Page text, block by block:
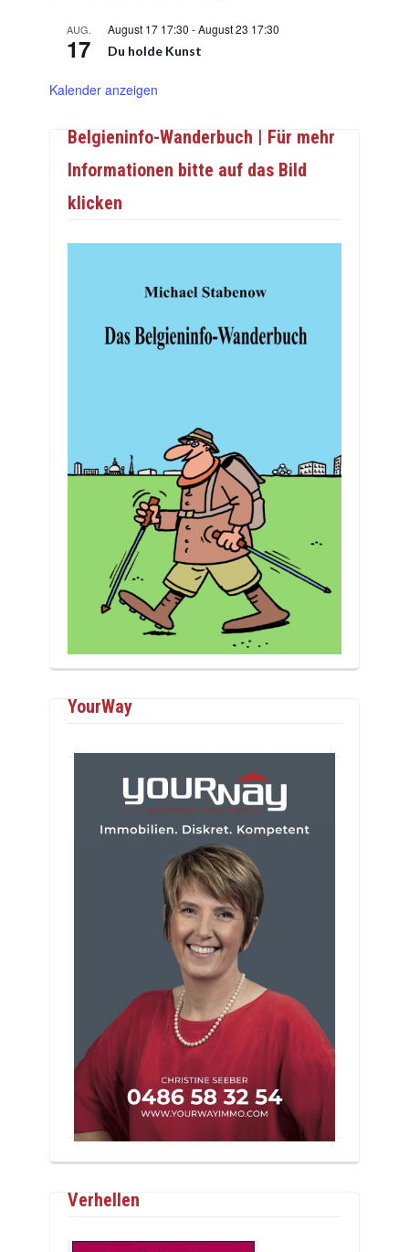
AUG.
17
August 17 17:30 -August 23 17:30
Du holde Kunst
Kalender anzeigen
Belgieninfo-Wanderbuch | Für mehr
Informationen bitte auf das Bild
klicken
YourWay
Verhellen